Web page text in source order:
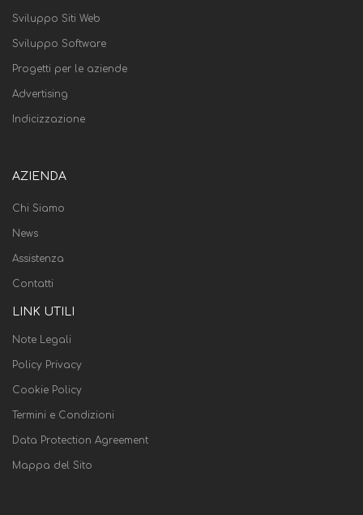
Sviluppo Siti Web
Sviluppo Software
Progetti per le aziende
Advertising
Indicizzazione
AZIENDA
Chi Siamo
News
Assistenza
Contatti
LINK UTILI
Note Legali
Policy Privacy
Cookie Policy
Termini e Condizioni
Data Protection Agreement
Mappa del Sito